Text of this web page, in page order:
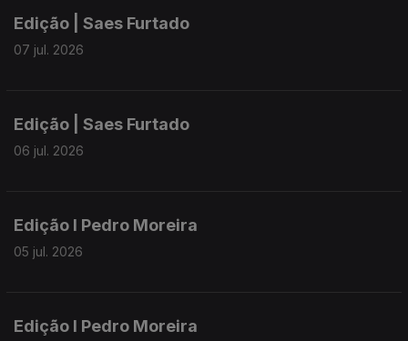
Edição | Saes Furtado
07 jul. 2026
Edição | Saes Furtado
06 jul. 2026
Edição I Pedro Moreira
05 jul. 2026
Edição I Pedro Moreira